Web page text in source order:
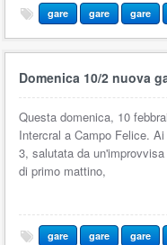
gare gare gare
Domenica 10/2 nuova
Questa domenica, 10
Intercral a Campo Felice.
3, salutata da
di primo mattino,
gare gare gare